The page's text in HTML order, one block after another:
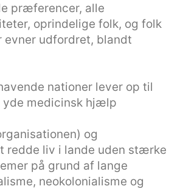
præferencer, alle
oprindelige folk, og folk
evner udfordret, blandt
nationer lever op til
yde medicinsk hjælp
og
redde liv i lande uden stærke
på grund af lange
neokolonialisme og